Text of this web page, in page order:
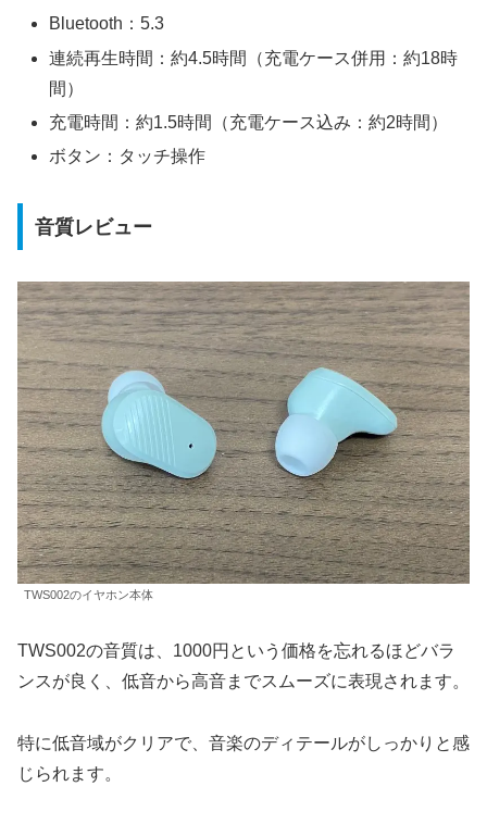
Bluetooth：5.3
連続再生時間：約4.5時間（充電ケース併用：約18時
間）
充電時間：約1.5時間（充電ケース込み：約2時間）
ボタン：タッチ操作
音質レビュー
TWS002のイヤホン本体
TWS002の音質は、1000円という価格を忘れるほどバラ
ンスが良く、低音から高音までスムーズに表現されます。
特に低音域がクリアで、音楽のディテールがしっかりと感
じられます。